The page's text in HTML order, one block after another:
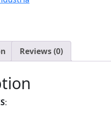
Reviews (0)
: